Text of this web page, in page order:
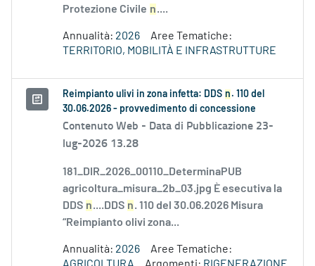
Protezione Civile n....
Annualità: 2026
Aree Tematiche:
TERRITORIO, MOBILITÀ E INFRASTRUTTURE
Reimpianto ulivi in zona infetta: DDS n . 110 del
30.06.2026 - provvedimento di concessione
Contenuto Web - Data di Pubblicazione 23-
lug-2026 13.28
181_DIR_2026_00110_DeterminaPUB
agricoltura_misura_2b_03.jpg È esecutiva la
DDS n....DDS n. 110 del 30.06.2026 Misura
“Reimpianto olivi zona...
Annualità: 2026
Aree Tematiche: